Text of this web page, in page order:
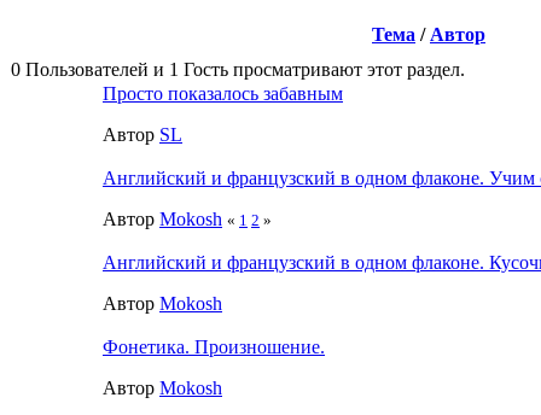
Тема / Автор
0 Пользователей и 1 Гость просматривают этот раздел.
Просто показалось забавным
Автор SL
Английский и французский в одном флаконе. Учим
Автор Mokosh « 1 2 »
Английский и французский в одном флаконе.
Автор Mokosh
Фонетика. Произношение.
Автор Mokosh